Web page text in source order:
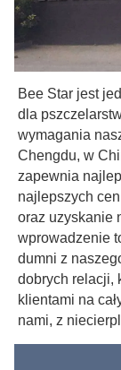
Bee Star jest
dla
wymagania
Chengdu, w
zapewnia
najlepszych
oraz uzyskanie
wprowadzenie
dumni z
dobrych relacji,
klientami na
nami, z